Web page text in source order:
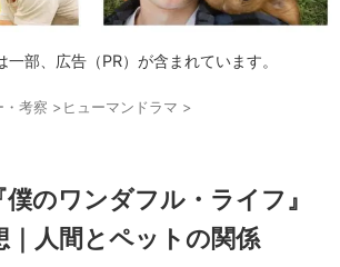
部、広告（PR）が含まれています。
・考察 >ヒューマンドラマ >
僕のワンダフル・ライフ』
｜人間とペットの関係